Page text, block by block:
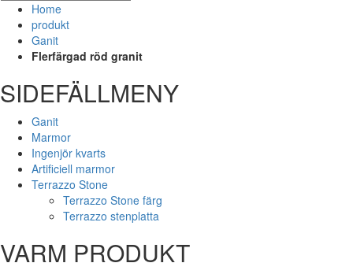
Home
produkt
Ganit
Flerfärgad röd granit
SIDEFÄLLMENY
Ganit
Marmor
Ingenjör kvarts
Artificiell marmor
Terrazzo Stone
Terrazzo Stone färg
Terrazzo stenplatta
VARM PRODUKT